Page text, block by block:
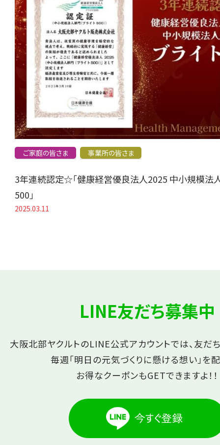
ご家庭の皆さま 事業所の皆さま
3年連続認定☆「健康経営優良法人2025 中小規模法
500」
2025.03.11
LINE友だち募集中
大阪北部ヤクルトのLINE公式アカウントでは、友だ
毎週「明日の元気づくりに懸ける想い」を
お得なクーポンもGETできますよ！！